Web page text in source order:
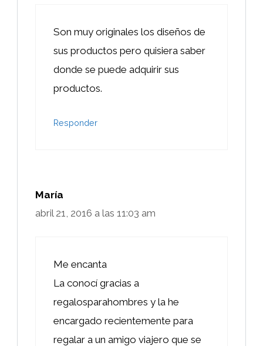
Son muy originales los diseños de
sus productos pero quisiera saber
donde se puede adquirir sus
productos.
Responder
María
abril 21, 2016 a las 11:03 am
Me encanta
La conocí gracias a
regalosparahombres y la he
encargado recientemente para
regalar a un amigo viajero que se